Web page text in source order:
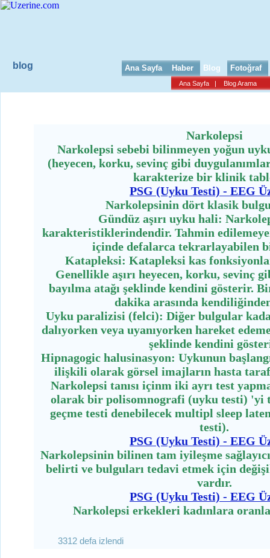
blog Ana Sayfa Haber Blog Fotoğraf
Ana Sayfa | Blog Arama
Narkolepsi
Narkolepsi sebebi bilinmeyen yoğun
(heyecen, korku, sevinç gibi
karakterize bir klinik
PSG (Uyku Testi) - EEG
Narkolepsinin dört klasik
Gündüz aşırı uyku hali:
karakteristiklerindendir. Tahmin
içinde defalarca tekrarlayabilen
Katapleksi: Katapleksi kas
Genellikle aşırı heyecen, korku, sevinç
bayılma atağı şeklinde kendini gösterir.
dakika arasında
Uyku paralizisi (felci): Diğer bulgular
dalıyorken veya uyanıyorken hareket
şeklinde kendini
Hipnagogic halusinasyon: Uykunun
ilişkili olarak görsel imajların hasta
Narkolepsi tanısı içinm iki ayrı test
olarak bir polisomnografi (uyku testi) 'yi
geçme testi denebilecek multipl sleep
testi).
PSG (Uyku Testi) - EEG
Narkolepsinin bilinen tam iyileşme
belirti ve bulguları tedavi etmek için
vardır.
PSG (Uyku Testi) - EEG
Narkolepsi erkekleri kadınlara
3312 defa izlendi